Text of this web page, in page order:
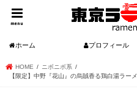
menu
ホーム プロフィール
HOME
ニボニボ系
【限定】中野『花山』の烏賊香る鶏白湯ラー